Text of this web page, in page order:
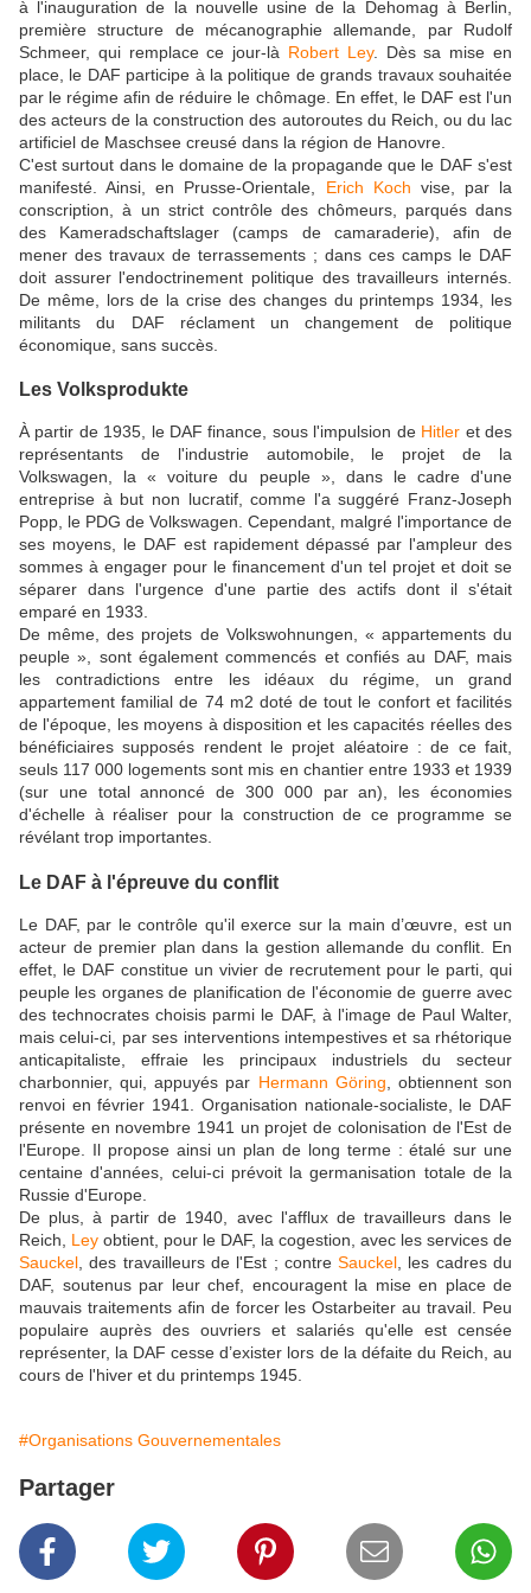
à l'inauguration de la nouvelle usine de la Dehomag à Berlin,
première structure de mécanographie allemande, par Rudolf
Schmeer, qui remplace ce jour-là Robert Ley. Dès sa mise en
place, le DAF participe à la politique de grands travaux souhaitée
par le régime afin de réduire le chômage. En effet, le DAF est l'un
des acteurs de la construction des autoroutes du Reich, ou du lac
artificiel de Maschsee creusé dans la région de Hanovre.
C'est surtout dans le domaine de la propagande que le DAF s'est
manifesté. Ainsi, en Prusse-Orientale, Erich Koch vise, par la
conscription, à un strict contrôle des chômeurs, parqués dans
des Kameradschaftslager (camps de camaraderie), afin de
mener des travaux de terrassements ; dans ces camps le DAF
doit assurer l'endoctrinement politique des travailleurs internés.
De même, lors de la crise des changes du printemps 1934, les
militants du DAF réclament un changement de politique
économique, sans succès.
Les Volksprodukte
À partir de 1935, le DAF finance, sous l'impulsion de Hitler et des
représentants de l'industrie automobile, le projet de la
Volkswagen, la « voiture du peuple », dans le cadre d'une
entreprise à but non lucratif, comme l'a suggéré Franz-Joseph
Popp, le PDG de Volkswagen. Cependant, malgré l'importance de
ses moyens, le DAF est rapidement dépassé par l'ampleur des
sommes à engager pour le financement d'un tel projet et doit se
séparer dans l'urgence d'une partie des actifs dont il s'était
emparé en 1933.
De même, des projets de Volkswohnungen, « appartements du
peuple », sont également commencés et confiés au DAF, mais
les contradictions entre les idéaux du régime, un grand
appartement familial de 74 m2 doté de tout le confort et facilités
de l'époque, les moyens à disposition et les capacités réelles des
bénéficiaires supposés rendent le projet aléatoire : de ce fait,
seuls 117 000 logements sont mis en chantier entre 1933 et 1939
(sur une total annoncé de 300 000 par an), les économies
d'échelle à réaliser pour la construction de ce programme se
révélant trop importantes.
Le DAF à l'épreuve du conflit
Le DAF, par le contrôle qu'il exerce sur la main d’œuvre, est un
acteur de premier plan dans la gestion allemande du conflit. En
effet, le DAF constitue un vivier de recrutement pour le parti, qui
peuple les organes de planification de l'économie de guerre avec
des technocrates choisis parmi le DAF, à l'image de Paul Walter,
mais celui-ci, par ses interventions intempestives et sa rhétorique
anticapitaliste, effraie les principaux industriels du secteur
charbonnier, qui, appuyés par Hermann Göring , obtiennent son
renvoi en février 1941. Organisation nationale-socialiste, le DAF
présente en novembre 1941 un projet de colonisation de l'Est de
l'Europe. Il propose ainsi un plan de long terme : étalé sur une
centaine d'années, celui-ci prévoit la germanisation totale de la
Russie d'Europe.
De plus, à partir de 1940, avec l'afflux de travailleurs dans le
Reich, Ley obtient, pour le DAF, la cogestion, avec les services de
Sauckel , des travailleurs de l'Est ; contreSauckel , les cadres du
DAF, soutenus par leur chef, encouragent la mise en place de
mauvais traitements afin de forcer les Ostarbeiter au travail. Peu
populaire auprès des ouvriers et salariés qu'elle est censée
représenter, la DAF cesse d’exister lors de la défaite du Reich, au
cours de l'hiver et du printemps 1945.
#Organisations Gouvernementales
Partager